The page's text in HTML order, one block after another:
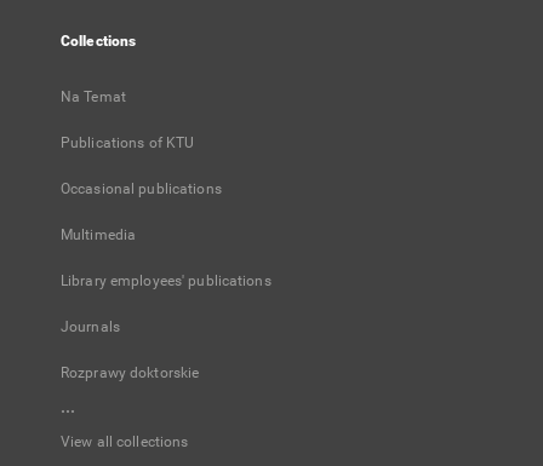
Collections
Na Temat
Publications of KTU
Occasional publications
Multimedia
Library employees' publications
Journals
Rozprawy doktorskie
...
View all collections